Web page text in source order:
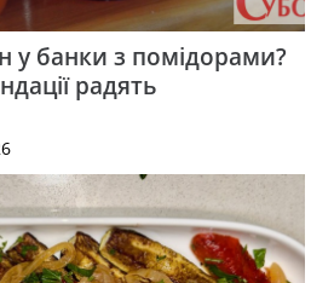
у банки з помідорами?
радять